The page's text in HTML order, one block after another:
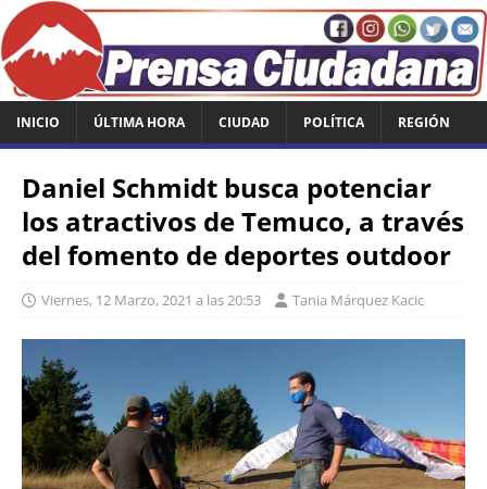
INICIO ÚLTIMA HORA CIUDAD POLÍTICA REGIÓN
Daniel Schmidt busca potenciar
los atractivos de Temuco, a través
del fomento de deportes outdoor
Viernes, 12 Marzo, 2021 a las 20:53 Tania Márquez Kacic